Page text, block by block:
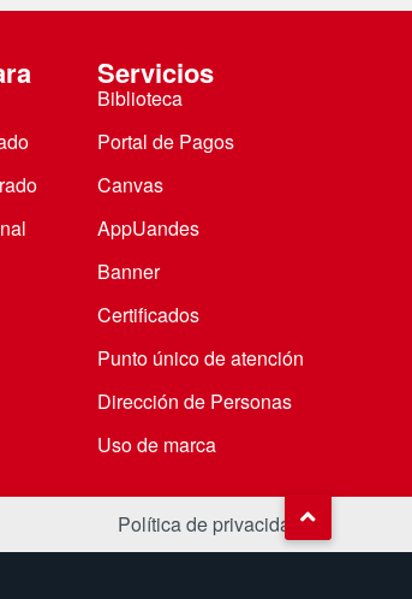
Servicios
Biblioteca
Portal de Pagos
Canvas
AppUandes
Banner
Certificados
Punto único de atención
Dirección de Personas
Uso de marca
Política de privacidad